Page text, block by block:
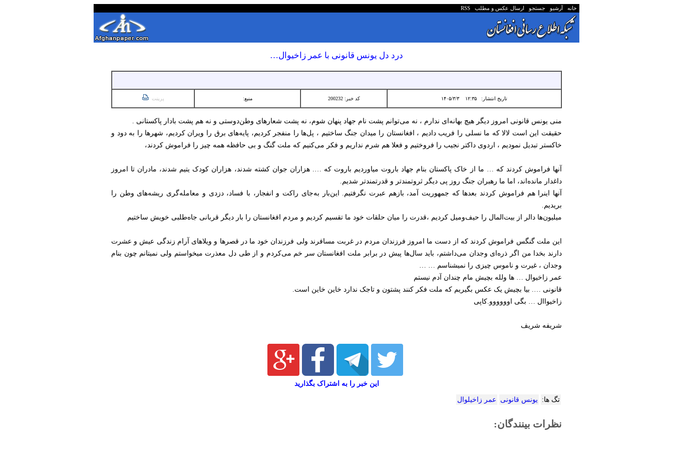
خانه آرشیو جستجو ارسال عکس و مطلب RSS
درد دل یونس قانونی با عمر زاخیوال…
تاریخ انتشار: ۱۲:۳۵ ۱۴۰۵/۳/۳ کد خبر: 200232 منبع: پرینت
منی یونس قانونی امروز دیگر هیچ بهانه‌ای ندارم ، نه می‌توانم پشت نام جهاد پنهان شوم، نه پشت شعارهای وطن‌دوستی و نه هم پشت بادار پاکستانی .
حقیقت این است لالا که ما نسلی را فریب دادیم ، افغانستان را میدان جنگ ساختیم ، پل‌ها را منفجر کردیم، پایه‌های برق را ویران کردیم، شهرها را به دود و
خاکستر تبدیل نمودیم ، اردوی داکتر نجیب را فروختیم و فعلا هم شرم نداریم و فکر می‌کنیم که ملت گنگ و بی حافظه همه چیز را فراموش کردند،
آنها فراموش کردند که … ما از خاک پاکستان بنام جهاد باروت میاوردیم باروت که …. هزاران جوان کشته شدند، هزاران کودک یتیم شدند، مادران تا امروز
داغدار مانده‌اند، اما ما رهبران جنگ روز پی دیگر ثروتمندتر و قدرتمندتر شدیم.
آنها اینرا هم فراموش کردند بعدها که جمهوریت آمد، بازهم عبرت نگرفتیم. این‌بار به‌جای راکت و انفجار، با فساد، دزدی و معامله‌گری ریشه‌های وطن را
بریدیم.
میلیون‌ها دالر از بیت‌المال را حیف‌ومیل کردیم ،قدرت را میان حلقات خود ما تقسیم کردیم و مردم افغانستان را بار دیگر قربانی جاه‌طلبی خویش ساختیم
این ملت گنگس فراموش کردند که از دست ما امروز فرزندان مردم در غربت مسافرند ولی فرزندان خود ما در قصرها و ویلاهای آرام زندگی عیش و عشرت
دارند بخدا من اگر ذره‌ای وجدان می‌داشتم، باید سال‌ها پیش در برابر ملت افغانستان سر خم می‌کردم و از طی دل معذرت میخواستم ولی نمیتانم چون بنام
وجدان ، غیرت و ناموس چیزی را نمیشناسم … …
عمر زاخیوال … ها ولله بچیش مام چندان آدم نیستم
قانونی …. بیا بچیش یک عکس بگیریم که ملت فکر کنند پشتون و تاجک ندارد خاین خاین است.
زاخیواال … بگی اوووووو.کاپی
شریفه شریف
این خبر را به اشتراک بگذارید
تگ ها: یونس قانونی عمر زاخیلوال
نظرات بینندگان: